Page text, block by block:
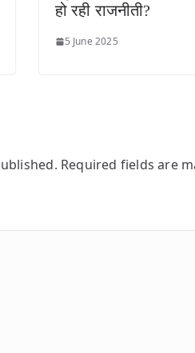
हो रही राजनीती?
5 June 2025
Required fields are